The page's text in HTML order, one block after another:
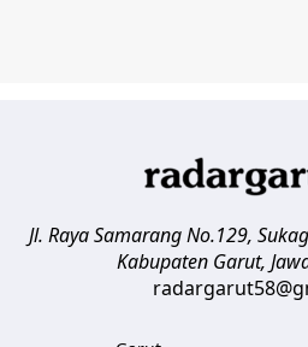
Jl. Raya Samarang No.129,
Kabupaten Garut,